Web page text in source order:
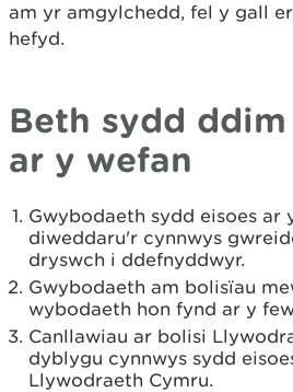
am yr amgylchedd, fel y gall
hefyd.
Beth sydd
ar y wefan
Gwybodaeth sydd eisoes ar
diweddaru'r cynnwys
dryswch i ddefnyddwyr.
Gwybodaeth am bolisïau
wybodaeth hon fynd ar y
Canllawiau ar bolisi
dyblygu cynnwys sydd
Llywodraeth Cymru.